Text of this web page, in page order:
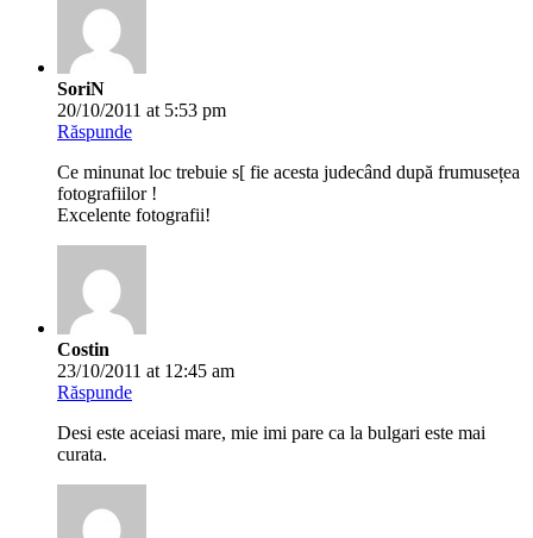
SoriN
20/10/2011 at 5:53 pm
Răspunde
Ce minunat loc trebuie s[ fie acesta judecând după frumusețea
fotografiilor !
Excelente fotografii!
Costin
23/10/2011 at 12:45 am
Răspunde
Desi este aceiasi mare, mie imi pare ca la bulgari este mai
curata.